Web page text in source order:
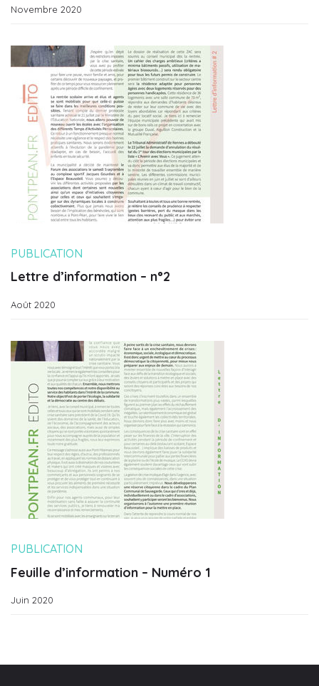
Novembre 2020
PUBLICATION
Lettre d’information – n°2
Août 2020
PUBLICATION
Feuille d’information – Numéro 1
Juin 2020